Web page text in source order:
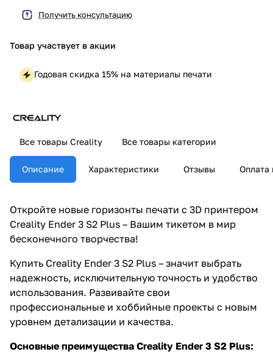
Получить консультацию
Товар участвует в акции
Годовая скидка 15% на материалы печати
Все товары Creality Все товары категории
Описание Характеристики Отзывы Оплата
Откройте новые горизонты печати с 3D принтером
Creality Ender 3 S2 Plus – Вашим тикетом в мир
бесконечного творчества!
Купить Creality Ender 3 S2 Plus – значит выбрать
надежность, исключительную точность и удобство
использования. Развивайте свои
профессиональные и хоббийные проекты с новым
уровнем детализации и качества.
Основные преимущества Creality Ender 3 S2 Plus: